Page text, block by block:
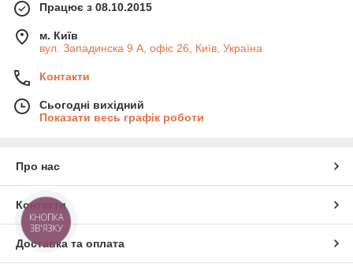
Працює з 08.10.2015
м. Київ
вул. Западинска 9 А, офіс 26, Київ, Україна
Контакти
Сьогодні вихідний
Показати весь графік роботи
Про нас
Контакти
Доставка та оплата
КНОПКА
ЗВ'ЯЗКУ